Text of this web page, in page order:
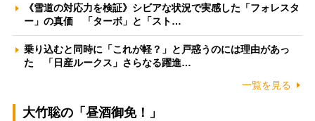
《雪道の対応力を検証》シビアな状況で実感した「フォレスタ
ー」の真価 「ターボ」と「スト…
乗り込むと同時に「これが軽？」と戸惑うのには理由があっ
た 「日産ルークス」さらなる躍進…
一覧を見る
大竹聡の「昼酒御免！」